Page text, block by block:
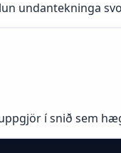
undantekninga
í snið sem